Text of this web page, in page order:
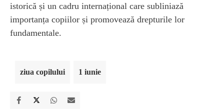
istorică și un cadru internațional care subliniază
importanța copiilor și promovează drepturile lor
fundamentale.
ziua copilului 1 iunie